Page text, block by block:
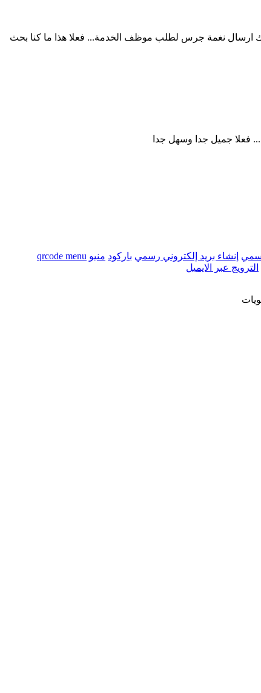
ارسال نغمة جرس لطلب موظف الخدمة... فعلا هذا ما كنا بحث
فعلا جميل جدا وسهل جدا
إنشاء بريد إلكتروني رسمي باركود منيو qrcode menu
الترويج عبر الايميل